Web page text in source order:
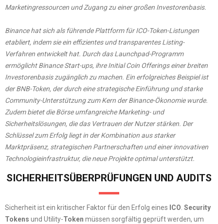
Marketingressourcen und Zugang zu einer großen Investorenbasis.
Binance hat sich als führende Plattform für ICO-Token-Listungen
etabliert, indem sie ein effizientes und transparentes Listing-
Verfahren entwickelt hat. Durch das Launchpad-Programm
ermöglicht Binance Start-ups, ihre Initial Coin Offerings einer breiten
Investorenbasis zugänglich zu machen. Ein erfolgreiches Beispiel ist
der BNB-Token, der durch eine strategische Einführung und starke
Community-Unterstützung zum Kern der Binance-Ökonomie wurde.
Zudem bietet die Börse umfangreiche Marketing- und
Sicherheitslösungen, die das Vertrauen der Nutzer stärken. Der
Schlüssel zum Erfolg liegt in der Kombination aus starker
Marktpräsenz, strategischen Partnerschaften und einer innovativen
Technologieinfrastruktur, die neue Projekte optimal unterstützt.
SICHERHEITSÜBERPRÜFUNGEN UND AUDITS
Sicherheit ist ein kritischer Faktor für den Erfolg eines ICO. Security
Tokens und Utility-Token müssen sorgfältig geprüft werden, um